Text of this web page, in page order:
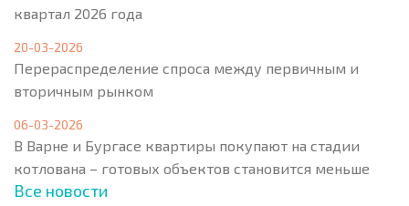
квартал 2026 года
20-03-2026
Перераспределение спроса между первичным и
вторичным рынком
06-03-2026
В Варне и Бургасе квартиры покупают на стадии
котлована – готовых объектов становится меньше
Все новости